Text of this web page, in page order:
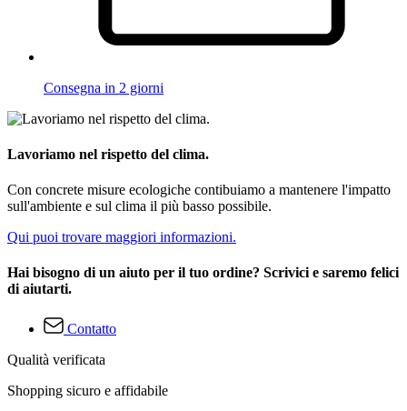
Consegna in 2 giorni
Lavoriamo nel rispetto del clima.
Con concrete misure ecologiche contibuiamo a mantenere l'impatto
sull'ambiente e sul clima il più basso possibile.
Qui puoi trovare maggiori informazioni.
Hai bisogno di un aiuto per il tuo ordine? Scrivici e saremo felici
di aiutarti.
Contatto
Qualità verificata
Shopping sicuro e affidabile